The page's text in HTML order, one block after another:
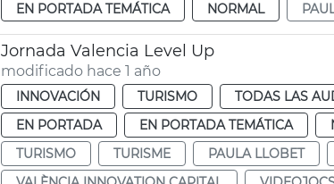
EN PORTADA TEMÁTICA
NORMAL
Jornada Valencia Level Up
modificado hace 1 año
INNOVACIÓN TURISMO TODAS LAS
EN PORTADA
EN PORTADA TEMÁTICA
TURISMO
TURISME PAULA LLOBET